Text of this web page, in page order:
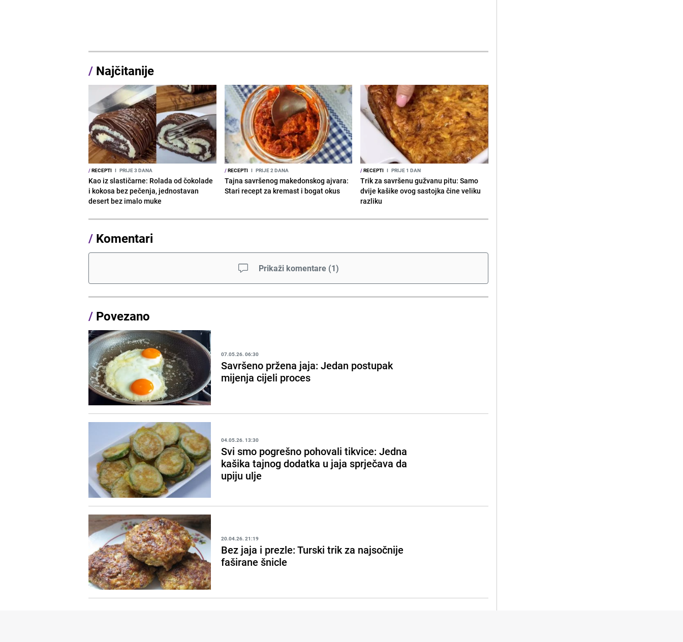
/ Najčitanije
/RECEPTI I PRIJE 3 DANA
Kao iz slastičarne: Rolada od čokolade
i kokosa bez pečenja, jednostavan
desert bez imalo muke
/RECEPTI I PRIJE 2 DANA
Tajna savršenog makedonskog ajvara:
Stari recept za kremast i bogat okus
/RECEPTI I PRIJE 1 DAN
Trik za savršenu gužvanu pitu: Samo
dvije kašike ovog sastojka čine veliku
razliku
/ Komentari
Prikaži komentare (1)
/ Povezano
07.05.26. 06:30
Savršeno pržena jaja: Jedan postupak
mijenja cijeli proces
04.05.26. 13:30
Svi smo pogrešno pohovali tikvice: Jedna
kašika tajnog dodatka u jaja sprječava da
upiju ulje
20.04.26. 21:19
Bez jaja i prezle: Turski trik za najsočnije
faširane šnicle